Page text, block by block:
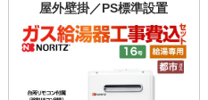
屋外壁掛／PS標準設置